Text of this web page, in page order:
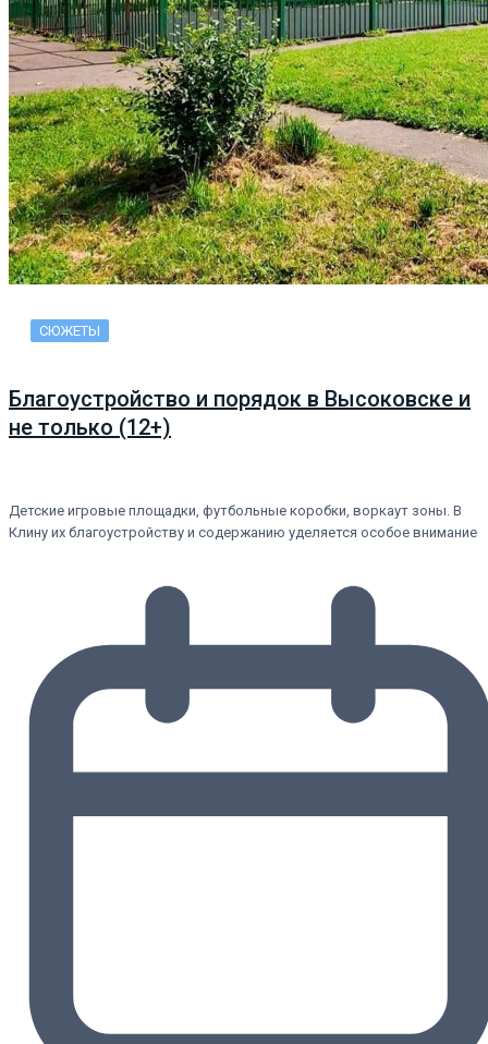
СЮЖЕТЫ
Благоустройство и порядок в Высоковске и
не только (12+)
Детские игровые площадки, футбольные коробки, воркаут зоны. В
Клину их благоустройству и содержанию уделяется особое внимание